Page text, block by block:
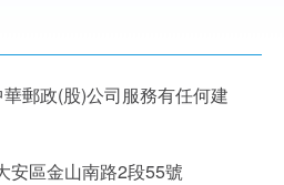
郵政(股)公司服務有任何建
安區金山南路2段55號